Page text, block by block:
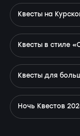
Квесты на
Квесты в стиле
Квесты для
Ночь Квестов